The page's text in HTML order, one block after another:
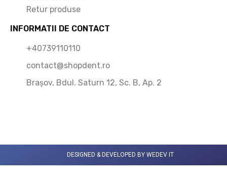
Retur produse
INFORMATII DE CONTACT
+40739110110
contact@shopdent.ro
Brașov, Bdul. Saturn 12, Sc. B, Ap. 2
DESIGNED & DEVELOPED BY WEDEV IT